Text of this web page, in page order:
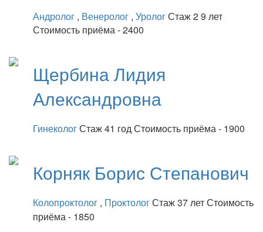
Андролог , Венеролог , УрологСтаж 2 9 лет
Стоимость приёма - 2400
ЩербинаЛидия
Александровна
ГинекологСтаж 41 год Стоимость приёма - 1900
Корняк Борис Степанович
Колопроктолог , ПроктологСтаж 37 летСтоимость
приёма - 1850